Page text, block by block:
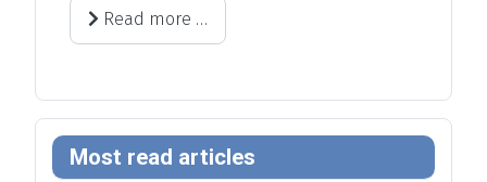
Read more …
Most read articles